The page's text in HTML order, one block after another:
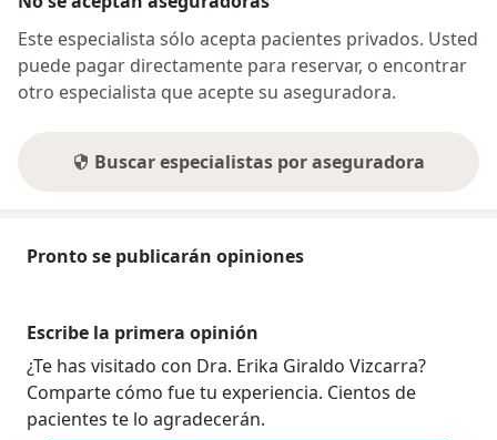
Este especialista sólo acepta pacientes privados. Usted
puede pagar directamente para reservar, o encontrar
otro especialista que acepte su aseguradora.
Buscar especialistas por aseguradora
Pronto se publicarán opiniones
Escribe la primera opinión
¿Te has visitado con Dra. Erika Giraldo Vizcarra?
Comparte cómo fue tu experiencia. Cientos de
pacientes te lo agradecerán.